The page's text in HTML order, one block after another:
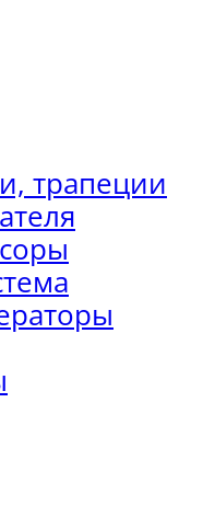
трапеции